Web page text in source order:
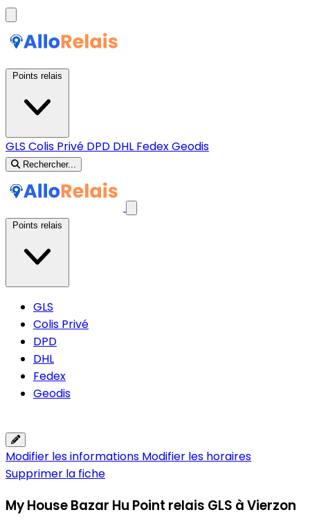
GLS Colis Privé DPD DHL FedexGeodis
Rechercher...
GLS
Colis Privé
DPD
DHL
Fedex
Geodis
Modifier les informations Modifier les horaires
Supprimer la fiche
My House Bazar Hu Point relais GLS à Vierzon